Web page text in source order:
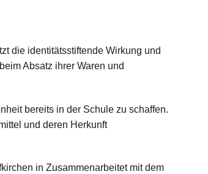
die identitätsstiftende Wirkung und
Absatz ihrer Waren und
bereits in der Schule zu schaffen.
und deren Herkunft
in Zusammenarbeitet mit dem